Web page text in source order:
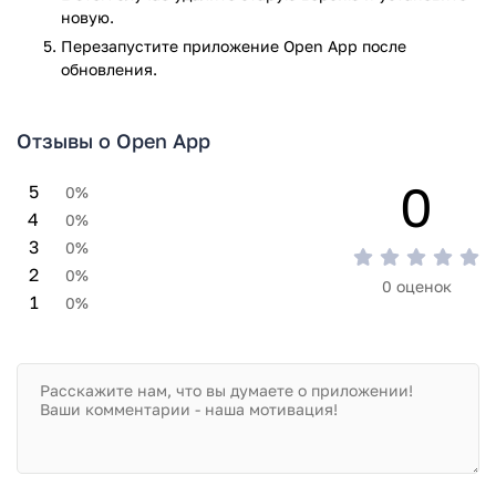
новую.
Перезапустите приложениe Open App после
обновления.
Отзывы о Open App
1 0%
2 0%
3 0%
4 0%
5 0% 0
0 оценок